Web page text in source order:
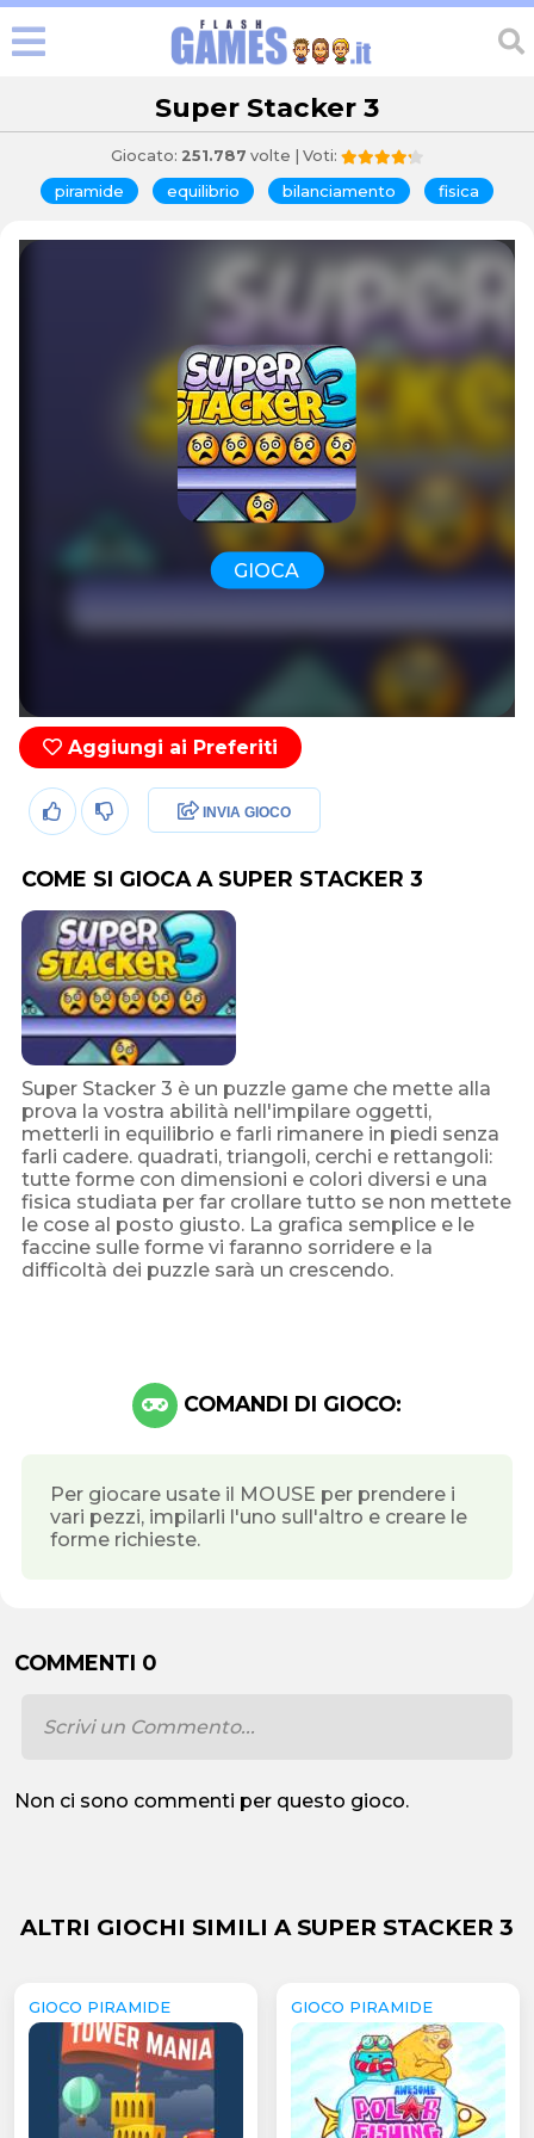
Super Stacker 3
Giocato: 251.787 volte | Voti:
piramide equilibrio bilanciamento fisica
GIOCA
Aggiungi ai Preferiti
INVIA GIOCO
COME SI GIOCA A SUPER STACKER 3
Super Stacker 3 è un puzzle game che mette alla
prova la vostra abilità nell'impilare oggetti,
metterli in equilibrio e farli rimanere in piedi senza
farli cadere. quadrati, triangoli, cerchi e rettangoli:
tutte forme con dimensioni e colori diversi e una
fisica studiata per far crollare tutto se non mettete
le cose al posto giusto. La grafica semplice e le
faccine sulle forme vi faranno sorridere e la
difficoltà dei puzzle sarà un crescendo.
COMANDI DI GIOCO:
Per giocare usate il MOUSE per prendere i
vari pezzi, impilarli l'uno sull'altro e creare le
forme richieste.
COMMENTI 0
Non ci sono commenti per questo gioco.
ALTRI GIOCHI SIMILI A SUPER STACKER 3
GIOCO PIRAMIDE GIOCO PIRAMIDE